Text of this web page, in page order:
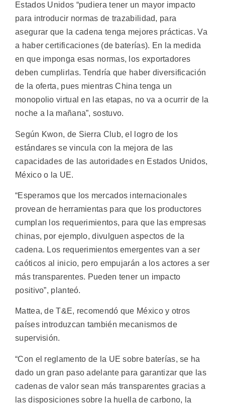
Estados Unidos “pudiera tener un mayor impacto
para introducir normas de trazabilidad, para
asegurar que la cadena tenga mejores prácticas. Va
a haber certificaciones (de baterías). En la medida
en que imponga esas normas, los exportadores
deben cumplirlas. Tendría que haber diversificación
de la oferta, pues mientras China tenga un
monopolio virtual en las etapas, no va a ocurrir de la
noche a la mañana”, sostuvo.
Según Kwon, de Sierra Club, el logro de los
estándares se vincula con la mejora de las
capacidades de las autoridades en Estados Unidos,
México o la UE.
“Esperamos que los mercados internacionales
provean de herramientas para que los productores
cumplan los requerimientos, para que las empresas
chinas, por ejemplo, divulguen aspectos de la
cadena. Los requerimientos emergentes van a ser
caóticos al inicio, pero empujarán a los actores a ser
más transparentes. Pueden tener un impacto
positivo”, planteó.
Mattea, de T&E, recomendó que México y otros
países introduzcan también mecanismos de
supervisión.
“Con el reglamento de la UE sobre baterías, se ha
dado un gran paso adelante para garantizar que las
cadenas de valor sean más transparentes gracias a
las disposiciones sobre la huella de carbono, la